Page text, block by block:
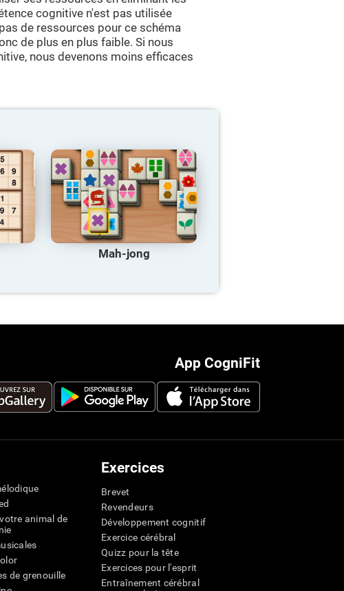
cognitive n'est pas utilisée
de ressources pour ce schéma
de plus en plus faible. Si nous
nous devenons moins efficaces
Mah-jong
App CogniFit
animal de
de grenouille
Exercices
Brevet
Revendeurs
Développement cognitif
Exercice cérébral
Quizz pour la tête
Exercices pour l'esprit
Entraînement cérébral